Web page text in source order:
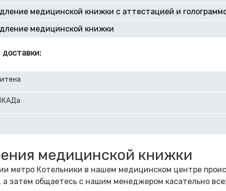
медицинской книжки с аттестацией и
медицинской книжки
доставки:
медицинской книжки
метро Котельники в нашем медицинском центре
а затем общаетесь с нашим менеджером касательно